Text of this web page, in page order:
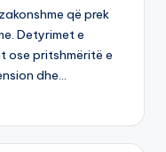
që prek
Detyrimet e
ose pritshmëritë e
dhe…